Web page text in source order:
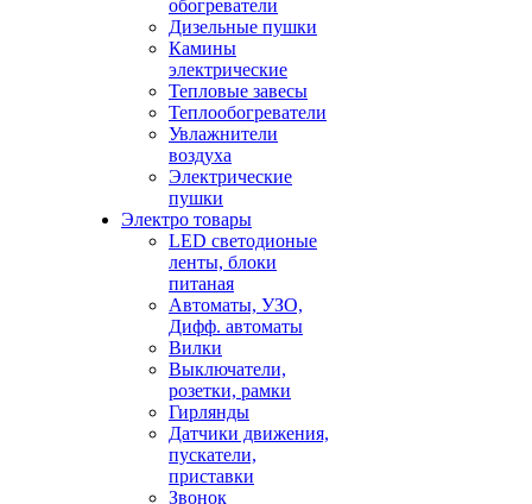
обогреватели
Дизельные пушки
Камины
электрические
Тепловые завесы
Теплообогреватели
Увлажнители
воздуха
Электрические
пушки
Электро товары
LED светодионые
ленты, блоки
питаная
Автоматы, УЗО,
Дифф. автоматы
Вилки
Выключатели,
розетки, рамки
Гирлянды
Датчики движения,
пускатели,
приставки
Звонок